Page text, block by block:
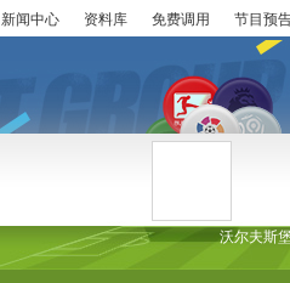
新闻中心 资料库 免费调用 节目预
沃尔夫斯